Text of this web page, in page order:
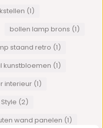
(1)
bollen lamp brons (1)
staand retro (1)
kunstbloemen (1)
interieur (1)
(2)
wand panelen (1)